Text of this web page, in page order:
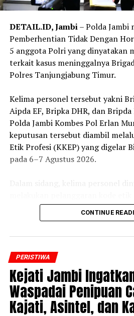
DETAIL.ID, Jambi– Polda Jambi
Pemberhentian Tidak Dengan
5 anggota Polri yang dinyatakan
terkait kasus meninggalnya
Polres Tanjungjabung Timur.
‎Kelima personel tersebut yakni
Aipda EF, Bripka DHR, dan Bripda
Polda Jambi Kombes Pol Erlan
keputusan tersebut diambil
Etik Profesi (KKEP) yang digelar
pada 6–7 Agustus 2026.
sebagaimana diatur dalam Pasal
Tahun 2003 dan Peraturan Polri
‎”Mereka dinyatakan melakukan
dijatuhi sanksi administratif
dalam konferensi pers, Jumat
‎Menurut Erlan, keputusan
CONTINUE
PERISTIWA
‎Kejati Jambi
Waspadai Penipuan
Kajati, Asintel, dan